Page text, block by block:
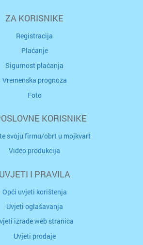
ZA KORISNIKE
Registracija
Plaćanje
Sigurnost plaćanja
Vremenska prognoza
Foto
KORISNIKE
svoju firmu/obrt u mojkvart
Video produkcija
UVJETI I PRAVILA
Opći uvjeti korištenja
Uvjeti oglašavanja
izrade web stranica
Uvjeti prodaje